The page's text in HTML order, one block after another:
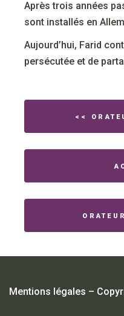
Après trois années
sont installés en
Aujourd’hui, Farid
persécutée et de
<<
Mentions légales –